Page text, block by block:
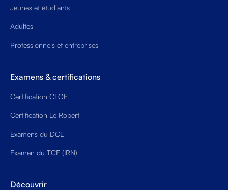
Jeunes et étudiants
Adultes
Professionnels et entreprises
Examens & certifications
Certification CLOE
Certification Le Robert
Examens du DCL
Examen du TCF (IRN)
Découvrir